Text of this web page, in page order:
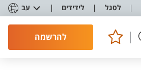
לסגל לידידים עב
להרשמה